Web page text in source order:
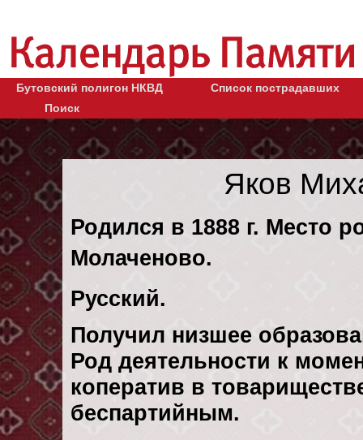
Бутовский полигон НКВД
Список пострадавших
Поиск
Яков
Родился в 1888 г. Место
Молаченово.
Русский.
Получил низшее
Род деятельности к
коператив в
беспартийным.